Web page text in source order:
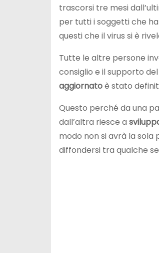
trascorsi tre mesi
per tutti i soggetti che
questi che il virus si è
Tutte le altre persone
consiglio e il supporto
aggiornatoè stato
Questo perché da una
dall’altra riesce a
modo non si avrà la
diffondersi tra qualche